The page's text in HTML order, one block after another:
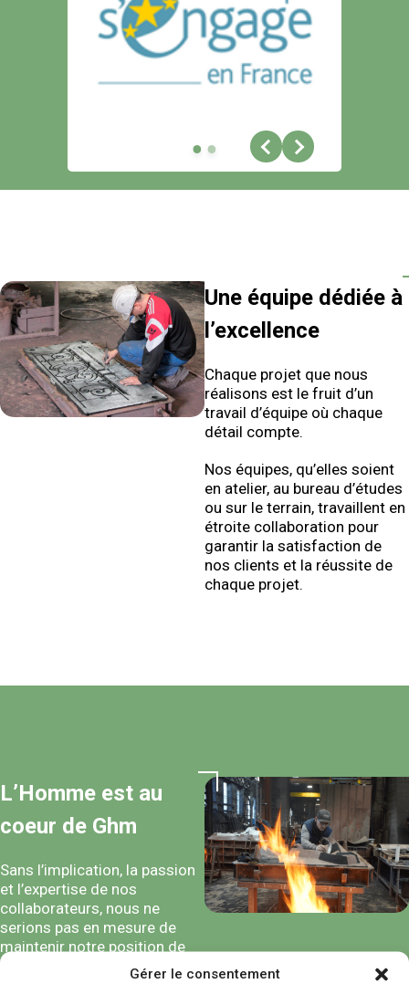
Gérer le consentement
Une équipe dédiée à
l’excellence
Chaque projet que nous
réalisons est le fruit d’un
travail d’équipe où chaque
détail compte.
Nos équipes, qu’elles soient
en atelier, au bureau d’études
ou sur le terrain, travaillent en
étroite collaboration pour
garantir la satisfaction de
nos clients et la réussite de
chaque projet.
L’Homme est au
coeur de Ghm
Sans l’implication, la passion
et l’expertise de nos
collaborateurs, nous ne
serions pas en mesure de
maintenir notre position de
leader dans le domaine de la